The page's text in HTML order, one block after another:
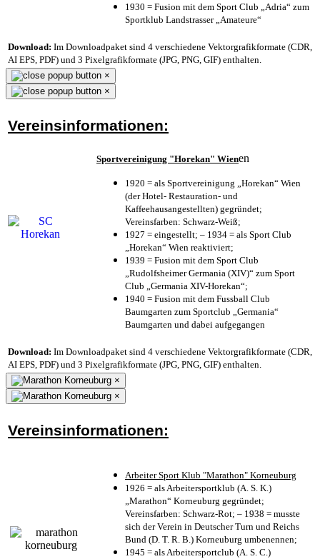
1930 = Fusion mit dem Sport Club „Adria“ zum
Sportklub Landstrasser „Amateure“
Download: Im Downloadpaket sind 4 verschiedene Vektorgrafikformate (CDR,
AI EPS, PDF) und 3 Pixelgrafikformate (JPG, PNG, GIF) enthalten.
×
×
Vereinsinformationen:
Sportvereinigung "Horekan" Wienen
1920 = als Sportvereinigung „Horekan“ Wien
(der Hotel- Restauration- und
Kaffeehausangestellten) gegründet;
Vereinsfarben: Schwarz-Weiß;
1927 = eingestellt; – 1934 = als Sport Club
„Horekan“ Wien reaktiviert;
1939 = Fusion mit dem Sport Club
„Rudolfsheimer Germania (XIV)“ zum Sport
Club „Germania XIV-Horekan“;
1940 = Fusion mit dem Fussball Club
Baumgarten zum Sportclub „Germania“
Baumgarten und dabei aufgegangen
Download: Im Downloadpaket sind 4 verschiedene Vektorgrafikformate (CDR,
AI EPS, PDF) und 3 Pixelgrafikformate (JPG, PNG, GIF) enthalten.
×
×
Vereinsinformationen:
Arbeiter Sport Klub "Marathon" Korneuburg
1926 = als Arbeitersportklub (A. S. K.)
„Marathon“ Korneuburg gegründet;
Vereinsfarben: Schwarz-Rot; – 1938 = musste
sich der Verein in Deutscher Turn und Reichs
Bund (D. T. R. B.) Korneuburg umbenennen;
1945 = als Arbeitersportclub (A. S. C.)